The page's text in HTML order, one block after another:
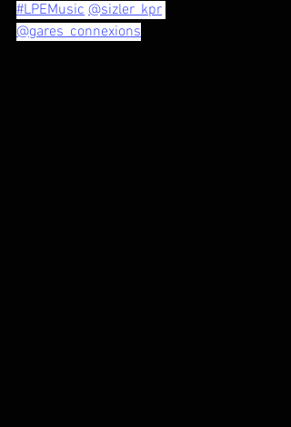
#LPEMusic @sizler_kpr
@gares_connexions